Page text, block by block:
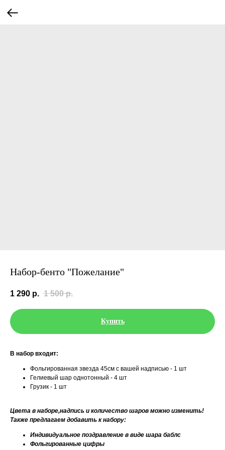
Набор-бенто "Пожелание"
1 290 р. 1 500 р.
Купить
В набор входит:
Фольгированная звезда 45см с вашей надписью - 1 шт
Гелиевый шар однотонный - 4 шт
Грузик - 1 шт
Цвета в наборе,надпись и количество шаров можно изменить!
Также предлагаем добавить к набору:
Индивидуальное поздравление в виде шара баблс
Фольгированные цифры